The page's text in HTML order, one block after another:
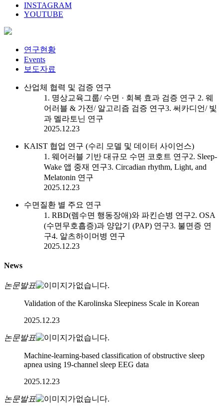
INSTAGRAM
YOUTUBE
연구현황
Events
보도자료
산업체 협력 및 검증 연구
1. 명상교육그룹/ 수면 · 회복 효과 검증 연구 2. 웨
어러블 & 가전/ 알고리즘 검증 연구3. 써카디언/ 빛
과 멜라토닌 연구
2025.12.23
KAIST 협업 연구 (수리 모델 및 데이터 사이언스)
1. 웨어러블 기반 대규모 수면 코호트 연구2. Sleep-
Wake 앱 중재 연구3. Circadian rhythm, Light, and
Melatonin 연구
2025.12.23
수면질환 별 주요 연구
1. RBD(렘수면 행동장애)와 파킨슨병 연구2. OSA
(수면무호흡증)과 양압기 (PAP) 연구3. 불면증 연
구4. 알츠하이머병 연구
2025.12.23
News
논문발표
Validation of the Karolinska Sleepiness Scale in Korean
2025.12.23
논문발표
Machine-learning-based classification of obstructive sleep
apnea using 19-channel sleep EEG data
2025.12.23
논문발표